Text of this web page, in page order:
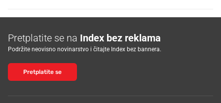
Pretplatite se na Index bez reklama
Podržite neovisno novinarstvo i čitajte Index bez bannera.
Pretplatite se